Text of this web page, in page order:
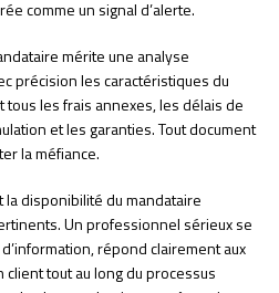
comme un signal d’alerte.
mérite une analyse
précision les caractéristiques du
les frais annexes, les délais de
et les garanties. Tout document
la méfiance.
la disponibilité du mandataire
Un professionnel sérieux se
répond clairement aux
tout au long du processus